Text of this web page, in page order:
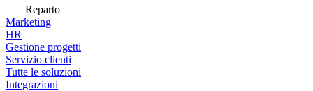
Reparto
Marketing
HR
Gestione progetti
Servizio clienti
Tutte le soluzioni
Integrazioni